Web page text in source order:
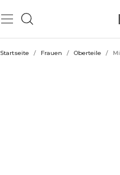
Startseite / Frauen / Oberteile /